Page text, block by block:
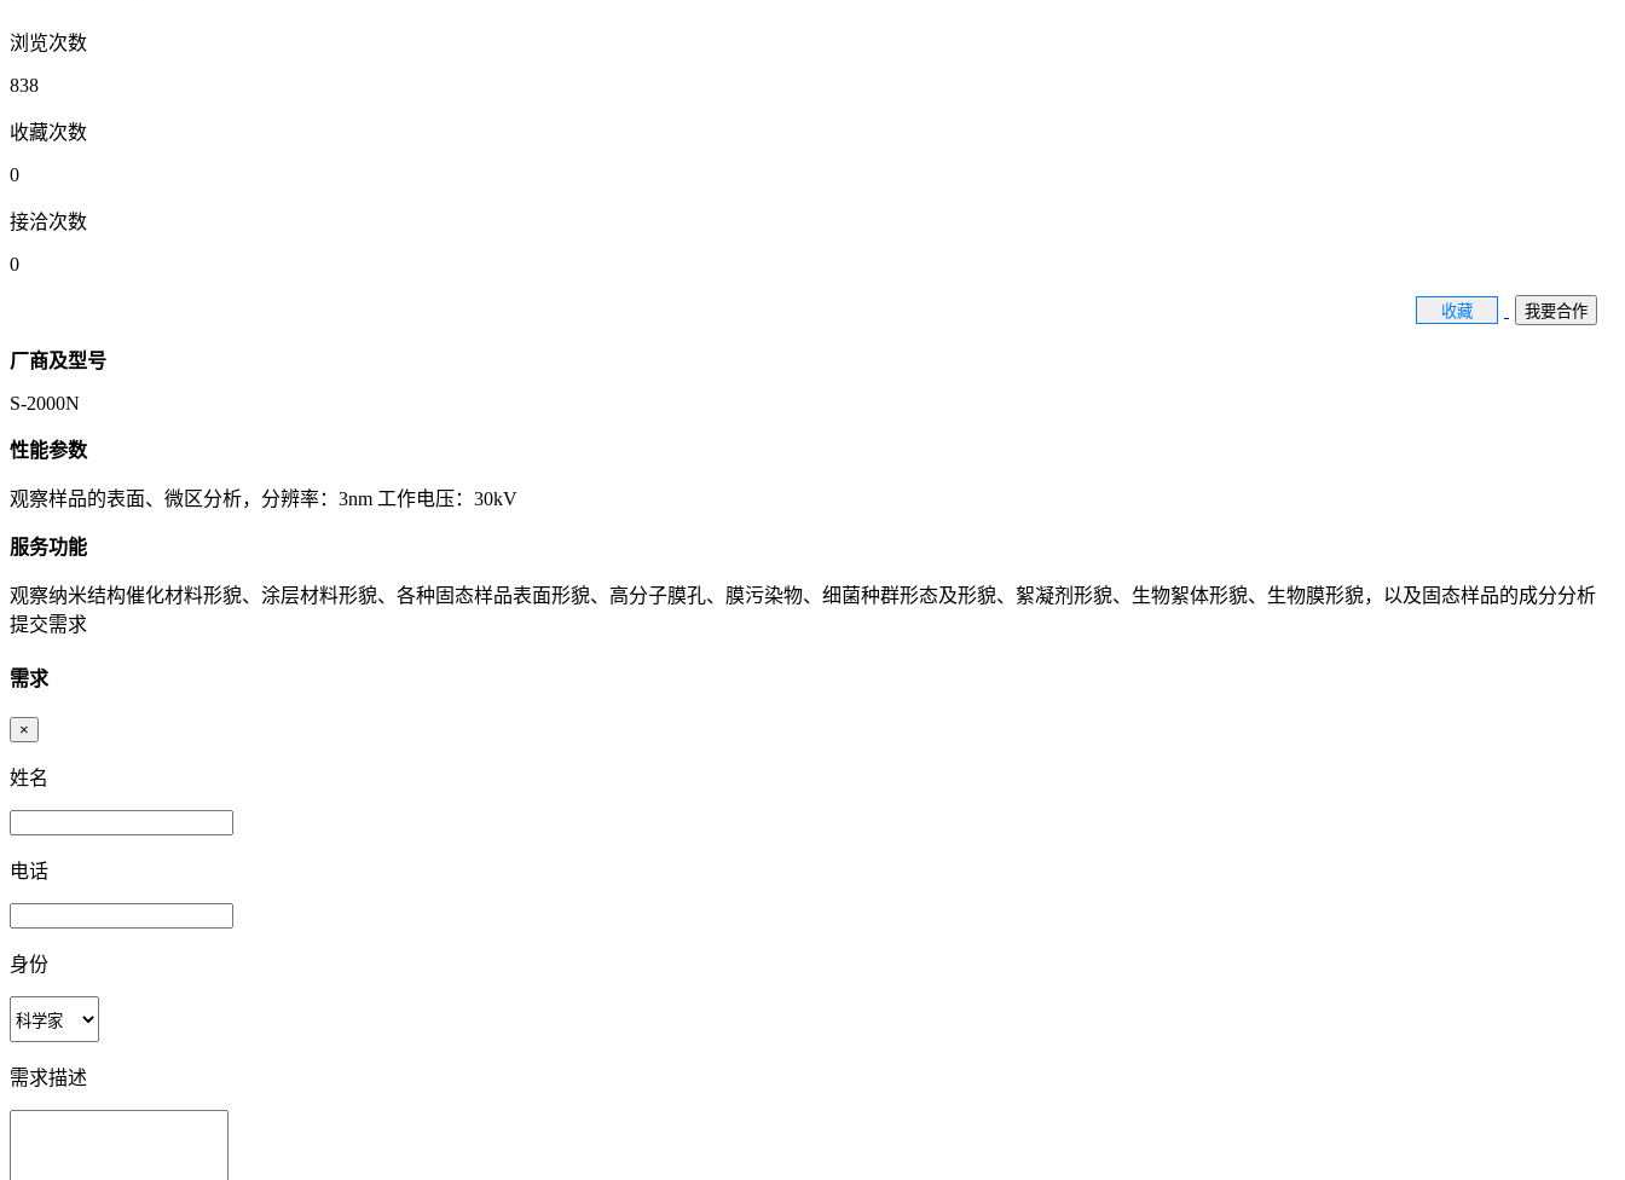
浏览次数
838
收藏次数
0
接洽次数
0
收藏 我要合作
厂商及型号
S-2000N
性能参数
观察样品的表面、微区分析，分辨率：3nm 工作电压：30kV
服务功能
观察纳米结构催化材料形貌、涂层材料形貌、各种固态样品表面形貌、高分子膜孔、膜污染物、细菌种群形态及形貌、絮凝剂形貌、生物絮体形貌、生物膜形貌，以及固态样品的成分分析
提交需求
需求
×
姓名
电话
身份
需求描述